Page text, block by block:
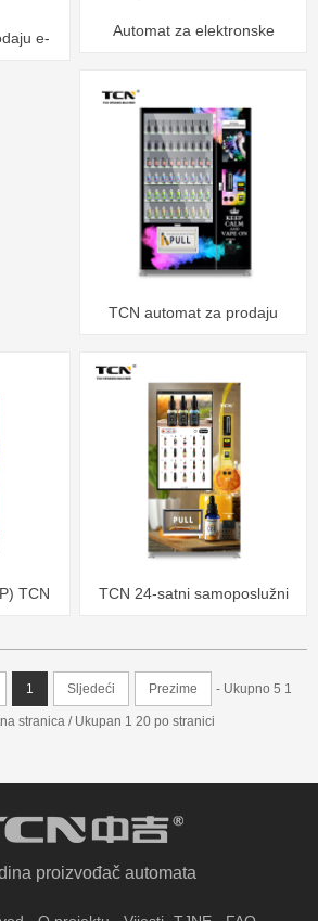
e-
Automat za elektronske
TCN automat za prodaju
TCN
TCN 24-satni samoposlužni
1 Sljedeći Prezime - Ukupno 5 1
stranica / Ukupan 1 20 po stranici
proizvođač automata